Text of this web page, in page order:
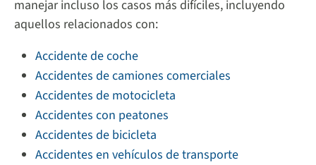
manejar incluso los casos más difíciles, incluyendo
aquellos relacionados con:
Accidente de coche
Accidentes de camiones comerciales
Accidentes de motocicleta
Accidentes con peatones
Accidentes de bicicleta
Accidentes en vehículos de transporte